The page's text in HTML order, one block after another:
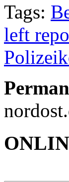
Tags:
left